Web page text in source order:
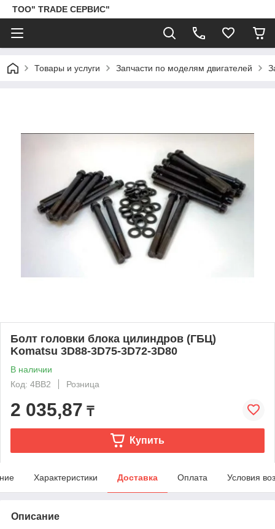
ТОО" TRADE СЕРВИС"
Товары и услуги Запчасти по моделям двигателей
Болт головки блока цилиндров (ГБЦ)
Komatsu 3D88-3D75-3D72-3D80
В наличии
Код: 4BB2
Розница
2 035,87 ₸
Купить
Характеристики Доставка Оплата Условия
Описание